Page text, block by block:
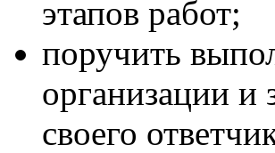
этапов работ;
поручить
организации и
своего